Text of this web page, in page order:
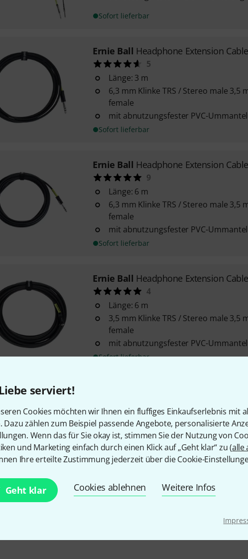
serviert!
Cookies möchten wir Ihnen ein fluffiges Einkaufserlebnis mit
Dazu zählen zum Beispiel passende Angebote, personalisierte
Wenn das für Sie okay ist, stimmen Sie der Nutzung von
und Marketing einfach durch einen Klick auf „Geht klar“ zu (alle
Ihre erteilte Zustimmung jederzeit über die Cookie-
Geht klar Cookies ablehnen Weitere Infos
Sofort lieferbar
Ernie Ball Headphone Extension
5
Länge: 3 m
6,3 mm Klinke TRS / Stereo male 3,5
female
mit abnutzungsfester PVC-
Sofort lieferbar
Ernie Ball Headphone Extension
9
Länge: 6 m
6,3 mm Klinke TRS / Stereo male 3,5
female
mit abnutzungsfester PVC-
Sofort lieferbar
Ernie Ball Headphone Extension
4
Länge: 6 m
3,5 mm Klinke TRS / Stereo male 3,5
female
mit abnutzungsfester PVC-
Sofort lieferbar
Länge: 3 m
3,5 mm Klinke TRS / Stereo male 3,5
female
mit abnutzungsfester PVC-